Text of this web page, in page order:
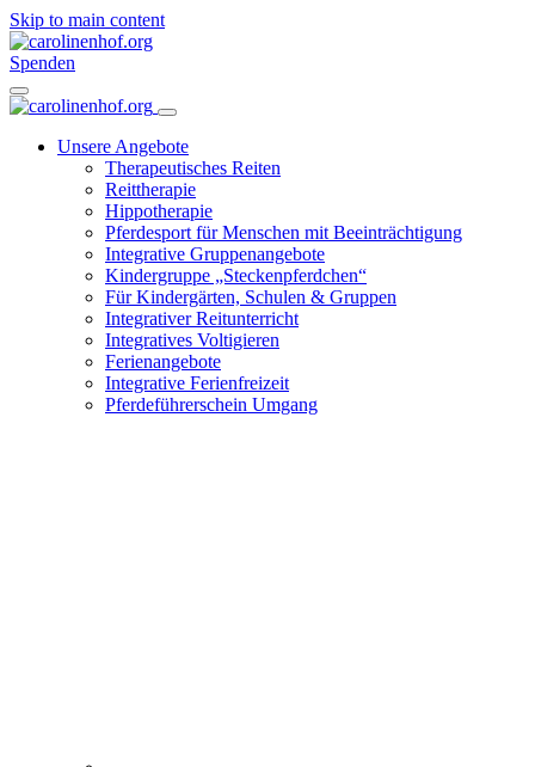
Skip to main content
Spenden
Unsere Angebote
Therapeutisches Reiten
Reittherapie
Hippotherapie
Pferdesport für Menschen mit Beeinträchtigung
Integrative Gruppenangebote
Kindergruppe „Steckenpferdchen“
Für Kindergärten, Schulen & Gruppen
Integrativer Reitunterricht
Integratives Voltigieren
Ferienangebote
Integrative Ferienfreizeit
Pferdeführerschein Umgang